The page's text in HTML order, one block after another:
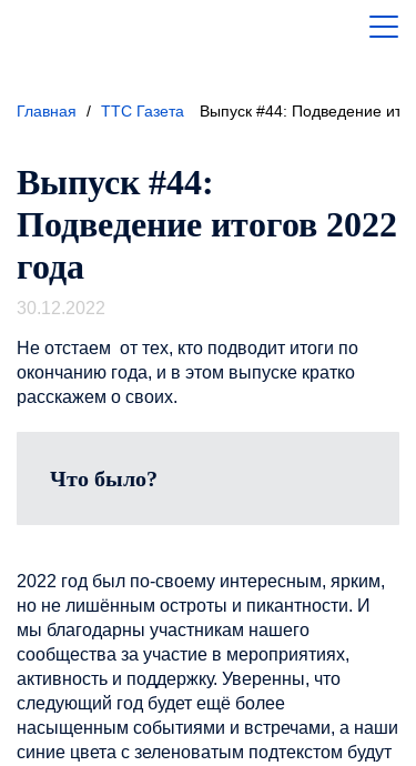
Главная / ТТС Газета Выпуск #44: Подведение
Выпуск #44:
Подведение итогов 2022
года
30.12.2022
Не отстаем от тех, кто подводит итоги по
окончанию года, и в этом выпуске кратко
расскажем о своих.
Что было?
2022 год был по-своему интересным, ярким,
но не лишённым остроты и пикантности. И
мы благодарны участникам нашего
сообщества за участие в мероприятиях,
активность и поддержку. Уверенны, что
следующий год будет ещё более
насыщенным событиями и встречами, а наши
синие цвета с зеленоватым подтекстом будут